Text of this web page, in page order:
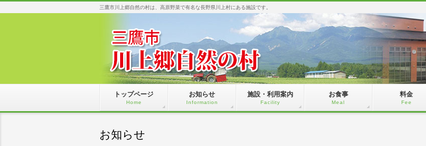
三鷹市川上郷自然の村は、高原野菜で有名な長野県川上村にある施設です。
トップページ
Home
お知らせ
Information
施設・利用案内
Facility
お食事
Meal
料金
Fee
お知らせ